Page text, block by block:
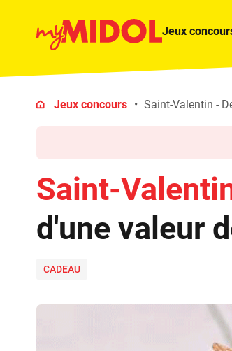
Jeux
Jeux concours Saint-Valentin -
Saint-
d'une valeur
CADEAU